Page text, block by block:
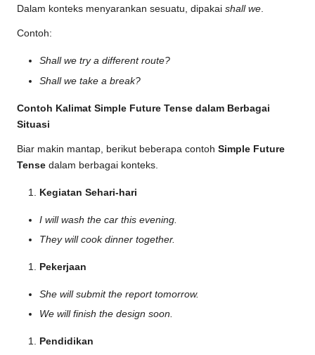
Dalam konteks menyarankan sesuatu, dipakai shall we.
Contoh:
Shall we try a different route?
Shall we take a break?
Contoh Kalimat Simple Future Tense dalam Berbagai
Situasi
Biar makin mantap, berikut beberapa contoh Simple Future
Tense dalam berbagai konteks.
Kegiatan Sehari-hari
I will wash the car this evening.
They will cook dinner together.
Pekerjaan
She will submit the report tomorrow.
We will finish the design soon.
Pendidikan